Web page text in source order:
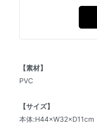
【素材】
PVC
【サイズ】
本体:H44×W32×D11cm